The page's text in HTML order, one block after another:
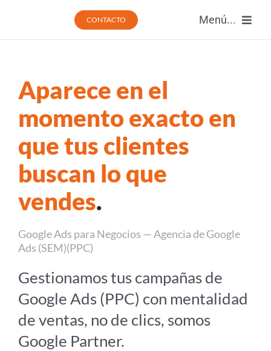
Menú...
CONTACTO
Aparece en el
momento exacto en
que tus clientes
buscan lo que
vendes.
Google Ads para Negocios — Agencia de Google
Ads (SEM)(PPC)
Gestionamos tus campañas de
Google Ads (PPC) con mentalidad
de ventas, no de clics, somos
Google Partner.